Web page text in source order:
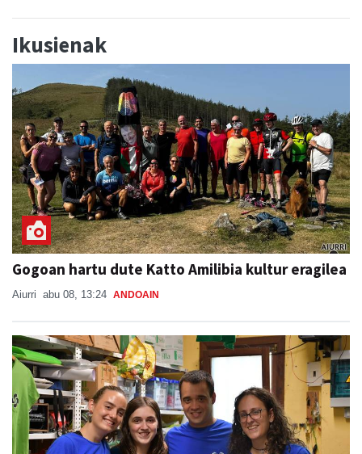
Ikusienak
Gogoan hartu dute Katto Amilibia kultur eragilea
Aiurri abu 08, 13:24 ANDOAIN